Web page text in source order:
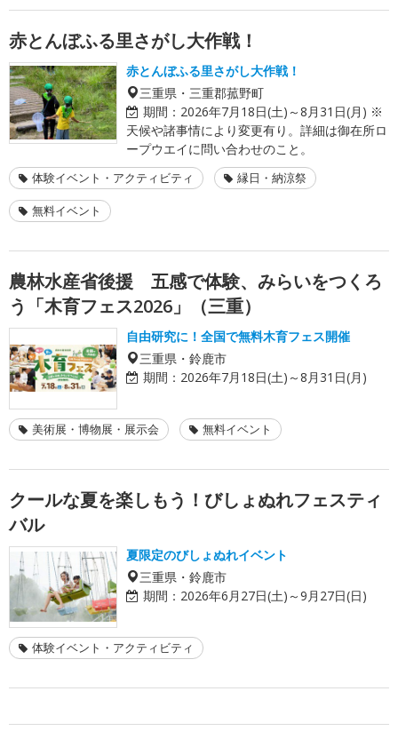
赤とんぼふる里さがし大作戦！
赤とんぼふる里さがし大作戦！
三重県・三重郡菰野町
期間： 2026年7月18日(土)～8月31日(月) ※
天候や諸事情により変更有り。詳細は御在所ロ
ープウエイに問い合わせのこと。
体験イベント・アクティビティ 縁日・納涼祭
無料イベント
農林水産省後援 五感で体験、みらいをつくろ
う「木育フェス2026」（三重）
自由研究に！全国で無料木育フェス開催
三重県・鈴鹿市
期間： 2026年7月18日(土)～8月31日(月)
美術展・博物展・展示会 無料イベント
クールな夏を楽しもう！びしょぬれフェスティ
バル
夏限定のびしょぬれイベント
三重県・鈴鹿市
期間： 2026年6月27日(土)～9月27日(日)
体験イベント・アクティビティ